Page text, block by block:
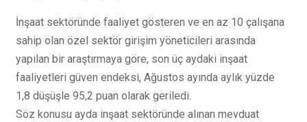
İnşaat sektöründe faaliyet gösteren ve en az 10 çalışana
sahip olan özel sektör girişim yöneticileri arasında
yapılan bir araştırmaya göre, son üç aydaki inşaat
faaliyetleri güven endeksi, Ağustos ayında aylık yüzde
1,8 düşüşle 95,2 puan olarak geriledi.
Söz konusu ayda inşaat sektöründe alınan mevduat